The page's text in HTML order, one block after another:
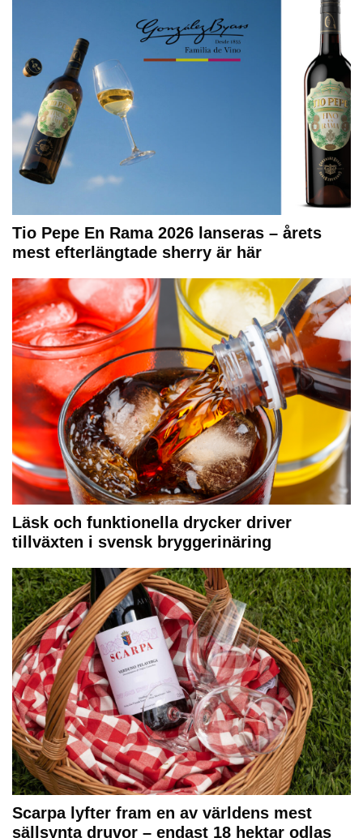
Tio Pepe En Rama 2026 lanseras – årets
mest efterlängtade sherry är här
Läsk och funktionella drycker driver
tillväxten i svensk bryggerinäring
Scarpa lyfter fram en av världens mest
sällsynta druvor – endast 18 hektar odlas